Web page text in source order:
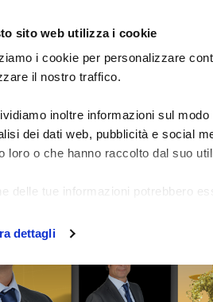
sito web utilizza i cookie
i cookie per personalizzare
il nostro traffico.
inoltre informazioni sul
dei dati web, pubblicità e social
loro o che hanno raccolto dal suo
delle tue informazioni potrebbero
dettagli
Segnali Forex Le Academy: